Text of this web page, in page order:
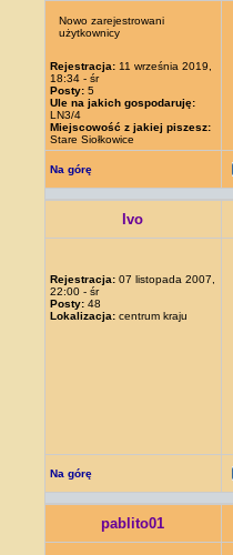
Nowo zarejestrowani
użytkownicy
Rejestracja: 11 września 2019,
18:34 - śr
Posty: 5
Ule na jakich gospodaruję:
LN3/4
Miejscowość z jakiej piszesz:
Stare Siołkowice
Na górę
Ivo
Rejestracja: 07 listopada 2007,
22:00 - śr
Posty: 48
Lokalizacja: centrum kraju
Na górę
pablito01